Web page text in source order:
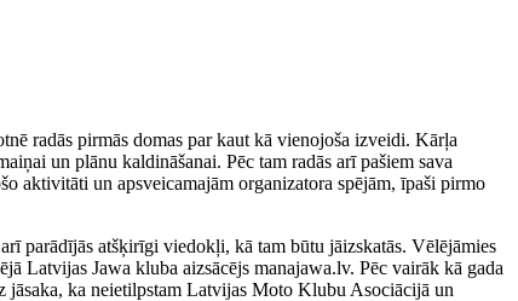
radās pirmās domas par kaut kā vienojoša izveidi. Kārļa
un plānu kaldināšanai. Pēc tam radās arī pašiem sava
aktivitāti un apsveicamajām organizatora spējām, īpaši pirmo
parādījās atšķirīgi viedokļi, kā tam būtu jāizskatās. Vēlējāmies
Latvijas Jawa kluba aizsācējs manajawa.lv. Pēc vairāk kā gada
jāsaka, ka neietilpstam Latvijas Moto Klubu Asociācijā un